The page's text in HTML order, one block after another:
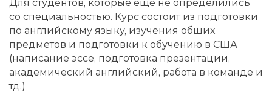
Для студентов, которые еще не определились
со специальностью. Курс состоит из подготовки
по английскому языку, изучения общих
предметов и подготовки к обучению в США
(написание эссе, подготовка презентации,
академический английский, работа в команде и
тд.)